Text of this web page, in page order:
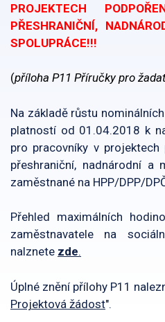
PROJEKTECH
PŘESHRANIČNÍ,
SPOLUPRÁCE!!!
(příloha P11 Příručky pro
Na základě růstu
platností od 01.04.2018 k
pro pracovníky v
přeshraniční, nadnárodní a
zaměstnané na HPP/DPP/
Přehled maximálních
zaměstnavatele na
nalznete zde.
Úplné znění přílohy P11
Projektová žádost".